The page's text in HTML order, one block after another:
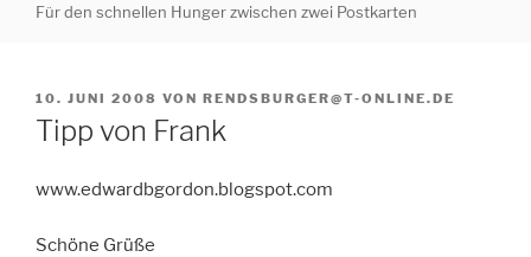
Für den schnellen Hunger zwischen zwei Postkarten
VERÖFFENTLICHT
AM
10. JUNI 2008 VON RENDSBURGER@T-ONLINE.DE
Tipp von Frank
www.edwardbgordon.blogspot.com
Schöne Grüße